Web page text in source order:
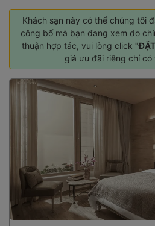
Khách sạn này có thể chúng tôi
công bố mà bạn đang xem do
thuận hợp tác, vui lòng click
giá ưu đãi riêng chỉ có